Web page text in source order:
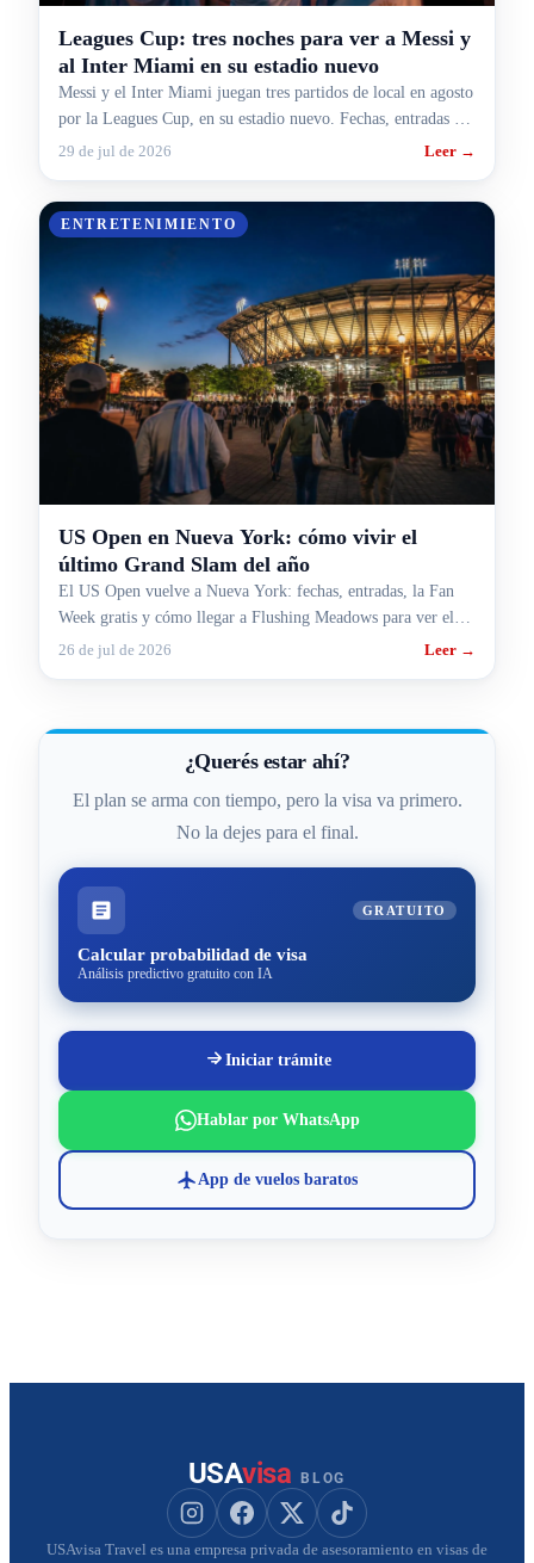
Leagues Cup: tres noches para ver a Messi y
al Inter Miami en su estadio nuevo
Messi y el Inter Miami juegan tres partidos de local en agosto
por la Leagues Cup, en su estadio nuevo. Fechas, entradas y
cómo armar el viaje desde Argentina.
29 de jul de 2026 Leer →
ENTRETENIMIENTO
US Open en Nueva York: cómo vivir el
último Grand Slam del año
El US Open vuelve a Nueva York: fechas, entradas, la Fan
Week gratis y cómo llegar a Flushing Meadows para ver el
último Grand Slam del año.
26 de jul de 2026 Leer →
¿Querés estar ahí?
El plan se arma con tiempo, pero la visa va primero.
No la dejes para el final.
Calcular probabilidad de visa
Análisis predictivo gratuito con IA
GRATUITO
Iniciar trámite
Hablar por WhatsApp
App de vuelos baratos
USAvisa BLOG
Seguir a USAvisa en Instagram
Seguir a USAvisa en Facebook
Seguir a USAvisa en X
Seguir a USAvisa en
USAvisa Travel es una empresa privada de asesoramiento en visas de